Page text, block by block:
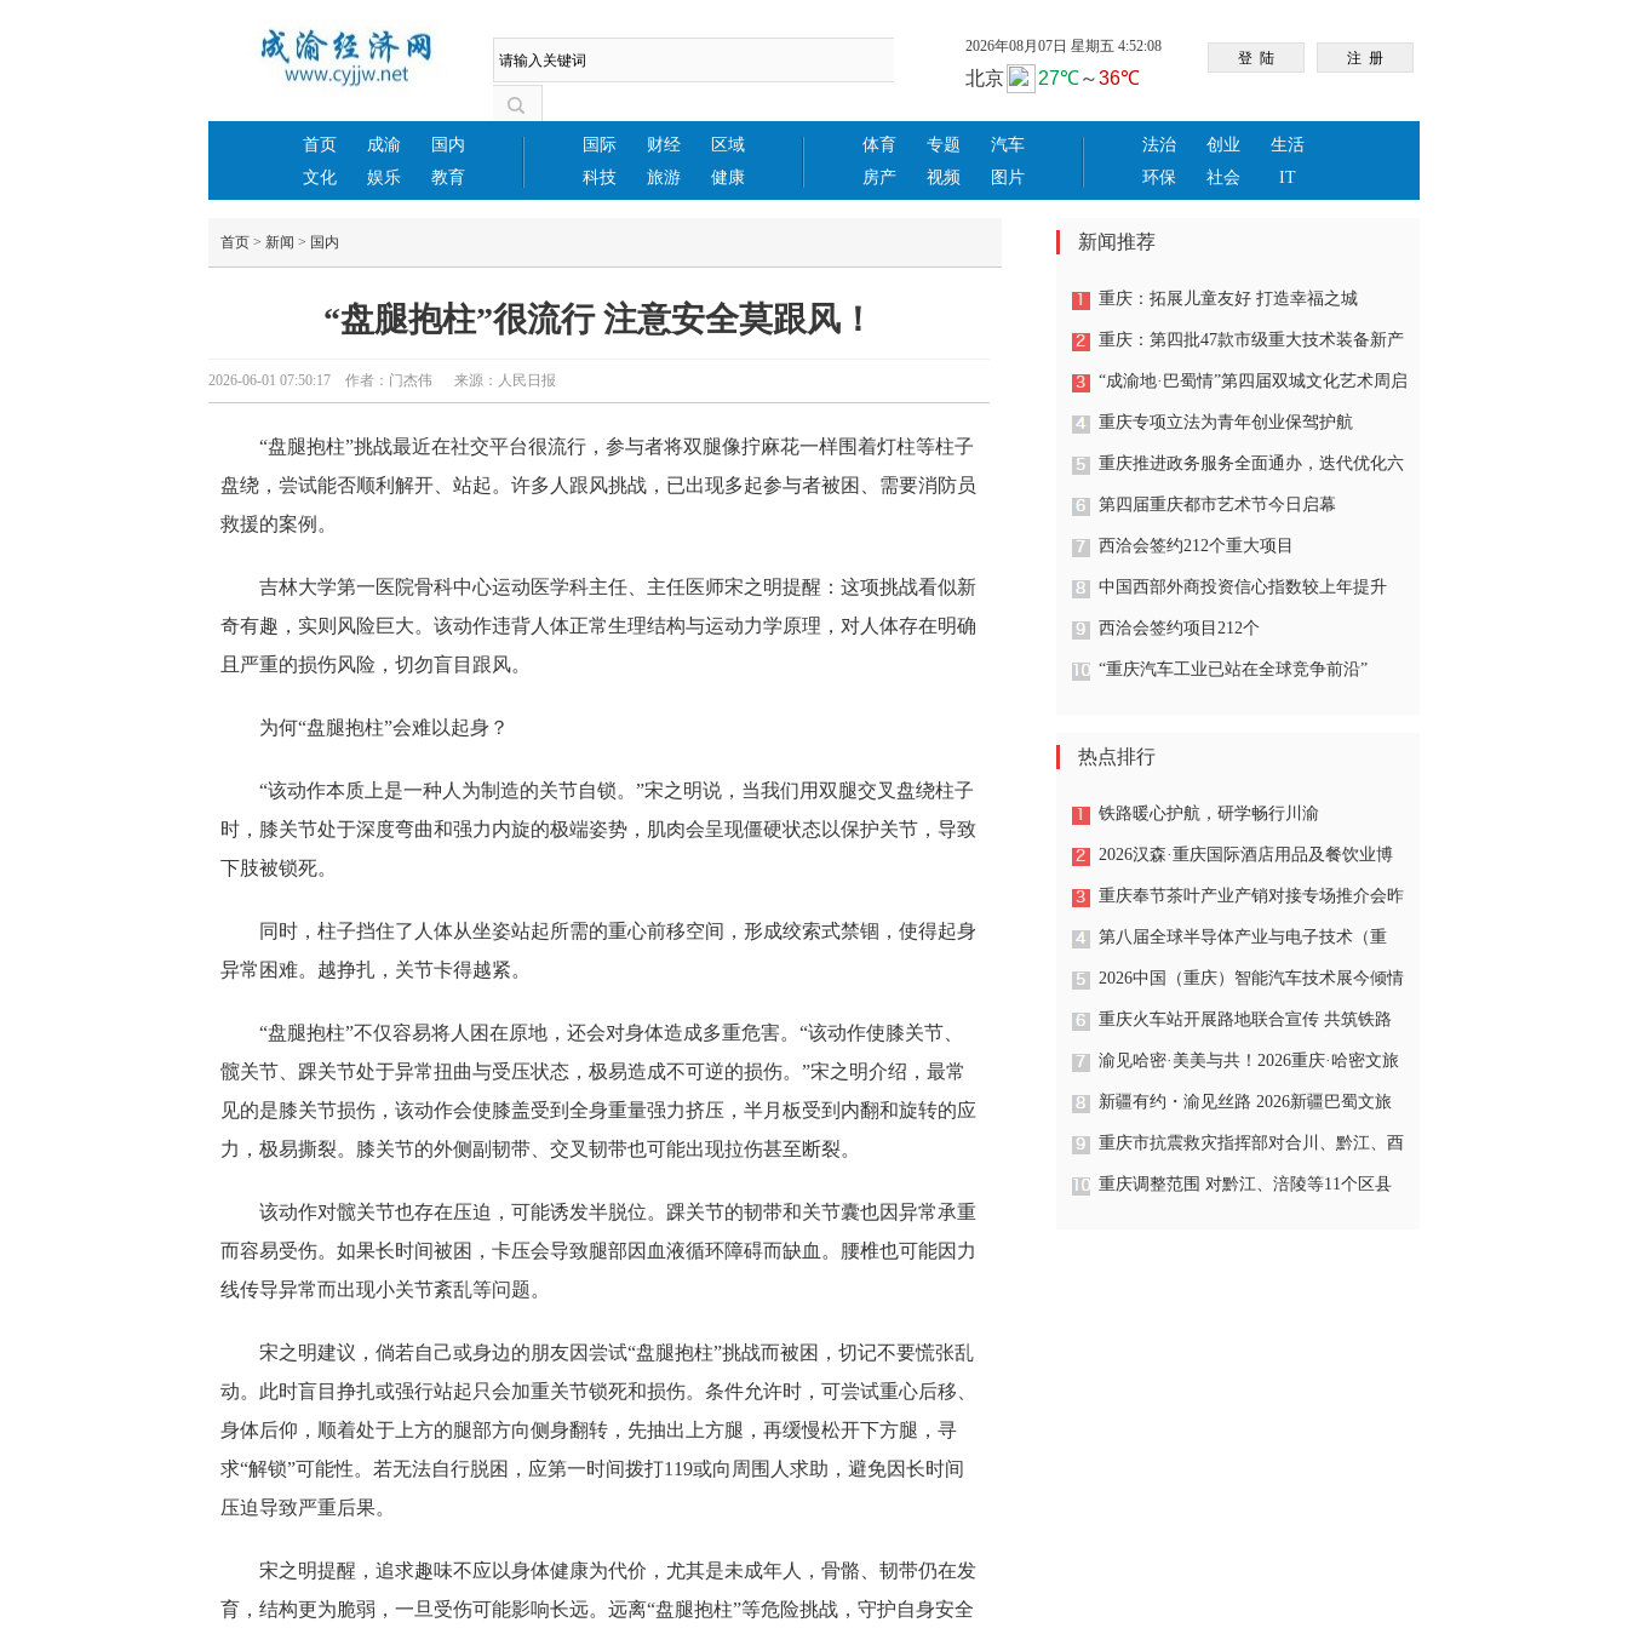
2026年08月07日 星期五 4:52:09
首页 成渝
国内
文化
娱乐 教育
国际 财经
区域
科技
旅游 健康
体育 专题
汽车
房产
视频 图片
法治 创业
生活
环保
社会 IT
首页 > 新闻 > 国内
“盘腿抱柱”很流行 注意安全莫跟风！
2026-06-01 07:50:17 作者：门杰伟 来源：人民日报
“盘腿抱柱”挑战最近在社交平台很流行，参与者将双腿像拧麻花一样围着灯柱等柱子
盘绕，尝试能否顺利解开、站起。许多人跟风挑战，已出现多起参与者被困、需要消防员
救援的案例。
吉林大学第一医院骨科中心运动医学科主任、主任医师宋之明提醒：这项挑战看似新
奇有趣，实则风险巨大。该动作违背人体正常生理结构与运动力学原理，对人体存在明确
且严重的损伤风险，切勿盲目跟风。
为何“盘腿抱柱”会难以起身？
“该动作本质上是一种人为制造的关节自锁。”宋之明说，当我们用双腿交叉盘绕柱子
时，膝关节处于深度弯曲和强力内旋的极端姿势，肌肉会呈现僵硬状态以保护关节，导致
下肢被锁死。
同时，柱子挡住了人体从坐姿站起所需的重心前移空间，形成绞索式禁锢，使得起身
异常困难。越挣扎，关节卡得越紧。
“盘腿抱柱”不仅容易将人困在原地，还会对身体造成多重危害。“该动作使膝关节、
髋关节、踝关节处于异常扭曲与受压状态，极易造成不可逆的损伤。”宋之明介绍，最常
见的是膝关节损伤，该动作会使膝盖受到全身重量强力挤压，半月板受到内翻和旋转的应
力，极易撕裂。膝关节的外侧副韧带、交叉韧带也可能出现拉伤甚至断裂。
该动作对髋关节也存在压迫，可能诱发半脱位。踝关节的韧带和关节囊也因异常承重
而容易受伤。如果长时间被困，卡压会导致腿部因血液循环障碍而缺血。腰椎也可能因力
线传导异常而出现小关节紊乱等问题。
宋之明建议，倘若自己或身边的朋友因尝试“盘腿抱柱”挑战而被困，切记不要慌张乱
动。此时盲目挣扎或强行站起只会加重关节锁死和损伤。条件允许时，可尝试重心后移、
身体后仰，顺着处于上方的腿部方向侧身翻转，先抽出上方腿，再缓慢松开下方腿，寻
求“解锁”可能性。若无法自行脱困，应第一时间拨打119或向周围人求助，避免因长时间
压迫导致严重后果。
宋之明提醒，追求趣味不应以身体健康为代价，尤其是未成年人，骨骼、韧带仍在发
育，结构更为脆弱，一旦受伤可能影响长远。远离“盘腿抱柱”等危险挑战，守护自身安全
新闻推荐
重庆：拓展儿童友好 打造幸福之城
重庆：第四批47款市级重大技术装备新产
品亮相
“成渝地·巴蜀情”第四届双城文化艺术周启
幕
重庆专项立法为青年创业保驾护航
重庆推进政务服务全面通办，迭代优化六
类服务场景
第四届重庆都市艺术节今日启幕
西洽会签约212个重大项目
中国西部外商投资信心指数较上年提升
4.7%
西洽会签约项目212个
“重庆汽车工业已站在全球竞争前沿”
热点排行
铁路暖心护航，研学畅行川渝
2026汉森·重庆国际酒店用品及餐饮业博
览会今开幕
重庆奉节茶叶产业产销对接专场推介会昨
在南坪举行
第八届全球半导体产业与电子技术（重
庆）博览会今在渝隆重开幕
2026中国（重庆）智能汽车技术展今倾情
开展
重庆火车站开展路地联合宣传 共筑铁路
安全防线
渝见哈密·美美与共！2026重庆·哈密文旅
推广活动欢快举行
新疆有约・渝见丝路 2026新疆巴蜀文旅
推介会在渝举行
重庆市抗震救灾指挥部对合川、黔江、酉
阳、彭水4区县启动地质灾害四级应急响
重庆调整范围 对黔江、涪陵等11个区县